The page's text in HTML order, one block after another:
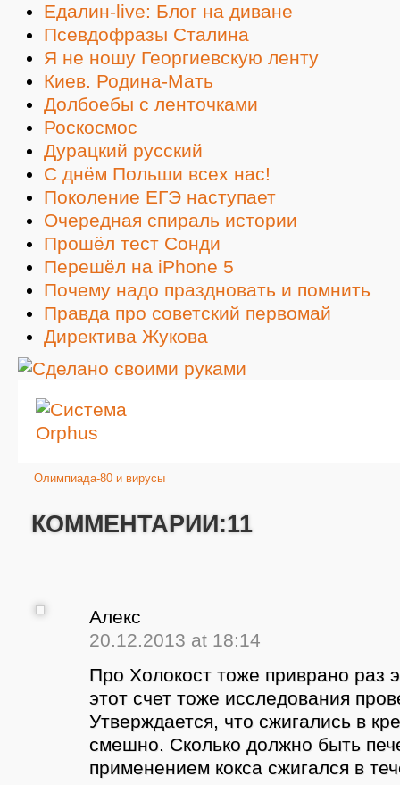
Едалин-live: Блог на диване
Псевдофразы Сталина
Я не ношу Георгиевскую ленту
Киев. Родина-Мать
Долбоебы с ленточками
Роскосмос
Дурацкий русский
С днём Польши всех нас!
Поколение ЕГЭ наступает
Очередная спираль истории
Прошёл тест Сонди
Перешёл на iPhone 5
Почему надо праздновать и помнить
Правда про советский первомай
Директива Жукова
Олимпиада-80 и вирусы
КОММЕНТАРИИ:11
Алекс
20.12.2013 at 18:14
Про Холокост тоже приврано раз
этот счет тоже исследования
Утверждается, что сжигались в
смешно. Сколько должно быть
применением кокса сжигался в